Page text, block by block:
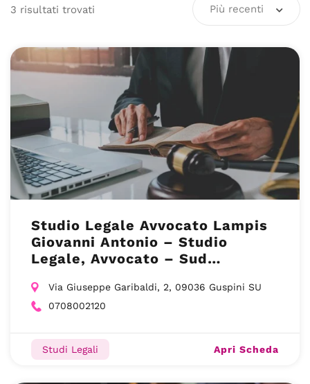
3 risultati trovati Più recenti
Studio Legale Avvocato Lampis
Giovanni Antonio – Studio
Legale, Avvocato – Sud
Via Giuseppe Garibaldi, 2, 09036 Guspini SU
0708002120
Studi Legali Apri Scheda